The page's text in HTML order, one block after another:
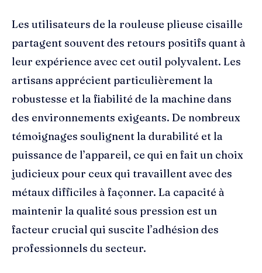
Les utilisateurs de la rouleuse plieuse cisaille
partagent souvent des retours positifs quant à
leur expérience avec cet outil polyvalent. Les
artisans apprécient particulièrement la
robustesse et la fiabilité de la machine dans
des environnements exigeants. De nombreux
témoignages soulignent la durabilité et la
puissance de l’appareil, ce qui en fait un choix
judicieux pour ceux qui travaillent avec des
métaux difficiles à façonner. La capacité à
maintenir la qualité sous pression est un
facteur crucial qui suscite l’adhésion des
professionnels du secteur.